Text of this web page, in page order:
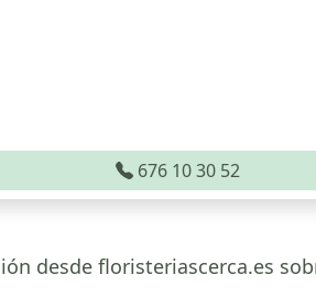
676 10 30 52
desde floristeriascerca.es